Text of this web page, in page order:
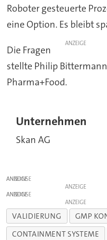
Roboter gesteuerte
eine Option. Es bleibt
ANZEIGE
Die Fragen
stellte Philip
Pharma+Food.
Unternehmen
Skan AG
ANZEIGE
ANZEIGE
ANZEIGE
ANZEIGE
VALIDIERUNG
GMP
CONTAINMENT SYSTEME